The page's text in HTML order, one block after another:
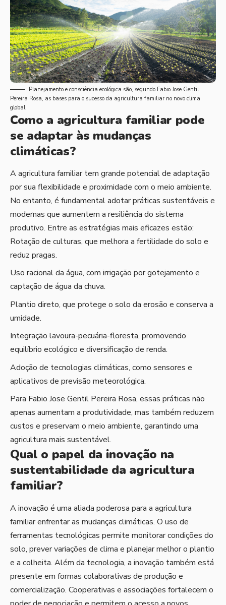
Planejamento e consciência ecológica são, segundo Fabio Jose Gentil
Pereira Rosa, as bases para o sucesso da agricultura familiar no novo clima
global.
Como a agricultura familiar pode
se adaptar às mudanças
climáticas?
A agricultura familiar tem grande potencial de adaptação
por sua flexibilidade e proximidade com o meio ambiente.
No entanto, é fundamental adotar práticas sustentáveis e
modernas que aumentem a resiliência do sistema
produtivo. Entre as estratégias mais eficazes estão:
Rotação de culturas, que melhora a fertilidade do solo e
reduz pragas.
Uso racional da água, com irrigação por gotejamento e
captação de água da chuva.
Plantio direto, que protege o solo da erosão e conserva a
umidade.
Integração lavoura-pecuária-floresta, promovendo
equilíbrio ecológico e diversificação de renda.
Adoção de tecnologias climáticas, como sensores e
aplicativos de previsão meteorológica.
Para Fabio Jose Gentil Pereira Rosa, essas práticas não
apenas aumentam a produtividade, mas também reduzem
custos e preservam o meio ambiente, garantindo uma
agricultura mais sustentável.
Qual o papel da inovação na
sustentabilidade da agricultura
familiar?
A inovação é uma aliada poderosa para a agricultura
familiar enfrentar as mudanças climáticas. O uso de
ferramentas tecnológicas permite monitorar condições do
solo, prever variações de clima e planejar melhor o plantio
e a colheita. Além da tecnologia, a inovação também está
presente em formas colaborativas de produção e
comercialização. Cooperativas e associações fortalecem o